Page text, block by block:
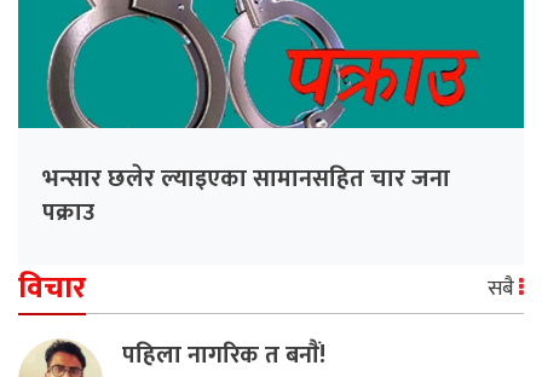
भन्सार छलेर ल्याइएका सामानसहित चार जना
पक्राउ
विचार सबै
पहिला नागरिक त बनाैं!